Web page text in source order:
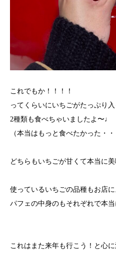
これでもか！！！！
ってくらいにいちごがたっぷり
2種類も食べちゃいましたよ〜♩
（本当はもっと食べたかった・・
どちらもいちごが甘くて本当に
使っているいちごの品種もお店
パフェの中身のもそれぞれで本
これはまた来年も行こう！と心